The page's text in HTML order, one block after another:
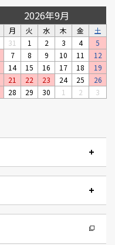
2026年9月
月 火 水 木 金
土
31 1 2 3 4
5
7 8 9 10 11
12
14 15 16 17 18
19
21 22 23 24 25
26
28 29 30 1 2 3